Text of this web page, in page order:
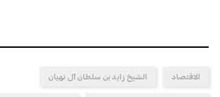
الاقتصاد الشيخ زايد بن سلطان آل نهيان